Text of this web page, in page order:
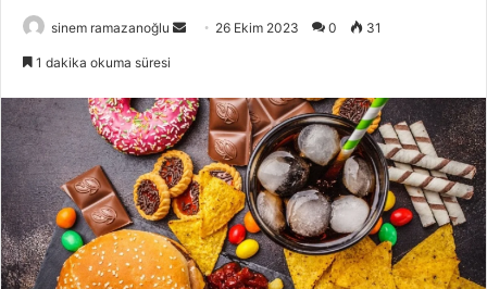
sinem ramazanoğlu
Bir
göndermek
26 Ekim 2023 0 31
1 dakika okuma süresi